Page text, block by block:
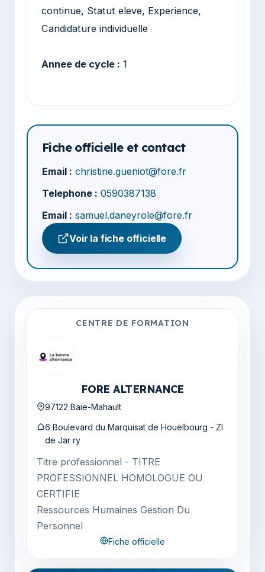
continue, Statut eleve, Experience,
Candidature individuelle
Annee de cycle : 1
Fiche officielle et contact
Email : christine.gueniot@fore.fr
Telephone : 0590387138
Email : samuel.daneyrole@fore.fr
Voir la fiche officielle
CENTRE DE FORMATION
FORE ALTERNANCE
97122 Baie-Mahault
6 Boulevard du Marquisat de Houëlbourg - ZI
de Jar ry
Titre professionnel - TITRE
PROFESSIONNEL HOMOLOGUE OU
CERTIFIE
Ressources Humaines Gestion Du
Personnel
Fiche officielle